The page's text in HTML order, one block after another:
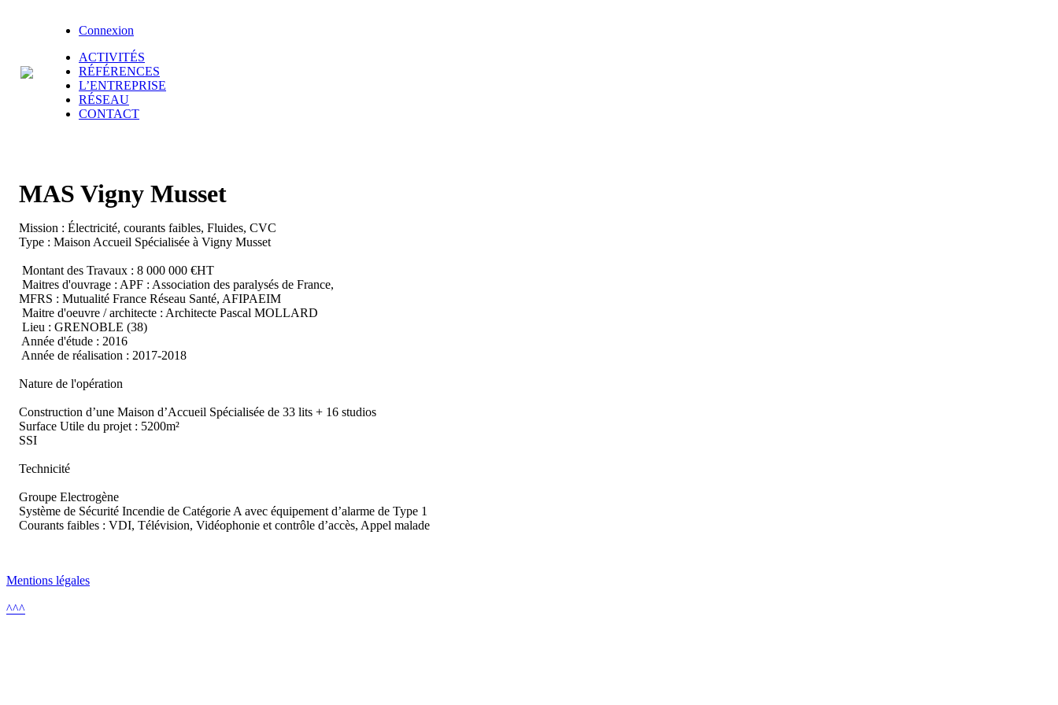
Connexion
ACTIVITÉS
RÉFÉRENCES
L’ENTREPRISE
RÉSEAU
CONTACT
MAS Vigny Musset
Mission : Électricité, courants faibles, Fluides, CVC
Type : Maison Accueil Spécialisée à Vigny Musset
Montant des Travaux : 8 000 000 €HT
Maitres d'ouvrage : APF : Association des paralysés de France,
MFRS : Mutualité France Réseau Santé, AFIPAEIM
Maitre d'oeuvre / architecte : Architecte Pascal MOLLARD
Lieu : GRENOBLE (38)
Année d'étude : 2016
Année de réalisation : 2017-2018
Nature de l'opération
Construction d’une Maison d’Accueil Spécialisée de 33 lits + 16 studios
Surface Utile du projet : 5200m²
SSI
Technicité
Groupe Electrogène
Système de Sécurité Incendie de Catégorie A avec équipement d’alarme de Type 1
Courants faibles : VDI, Télévision, Vidéophonie et contrôle d’accès, Appel malade
Mentions légales
^^^